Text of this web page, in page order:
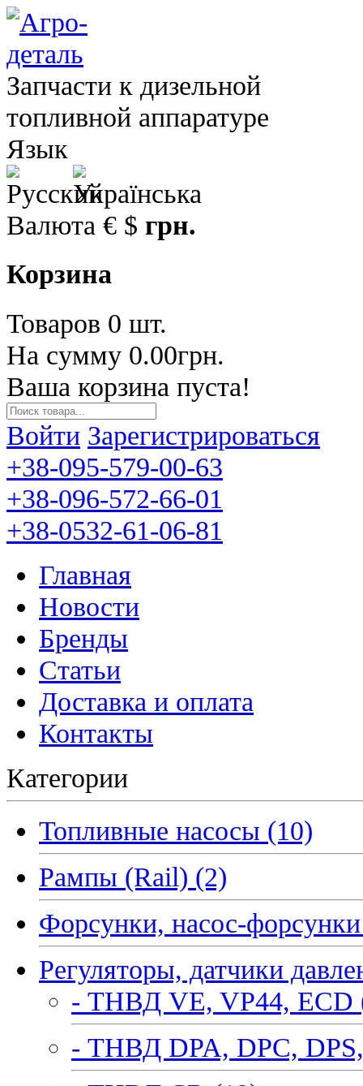
Запчасти к дизельной
топливной аппаратуре
Язык
Валюта € $ грн.
Корзина
Товаров 0 шт.
На сумму 0.00грн.
Ваша корзина пуста!
Войти Зарегистрироваться
+38-095-579-00-63
+38-096-572-66-01
+38-0532-61-06-81
Главная
Новости
Бренды
Статьи
Доставка и оплата
Контакты
Категории
Топливные насосы (10)
Рампы (Rail) (2)
Форсунки, насос-
Регуляторы, датчики
- ТНВД VE, VP44, ECD
- ТНВД DPA, DPC,